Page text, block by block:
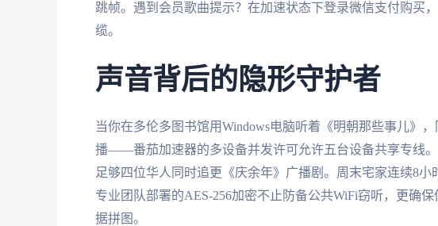
跳帧。遇到会员歌曲提示？在加速状态下登录微信支付购买
缆。
声音背后的隐形守护者
当你在多伦多图书馆用Windows电脑听着《明朝那些事儿》
播——番茄加速器的多设备并发许可允许五台设备共享专线。
足够四位华人同时追更《庆余年》广播剧。周末宅家连续8小
专业团队部署的AES-256加密不止防备公共WiFi窃听，更确
据拼图。